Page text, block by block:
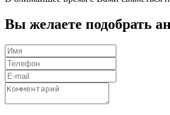
Вы желаете подобрать